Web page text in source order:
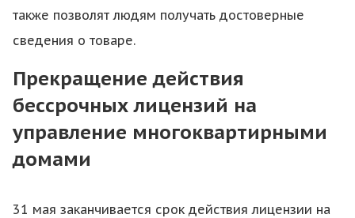
также позволят людям получать достоверные
сведения о товаре.
Прекращение действия
бессрочных лицензий на
управление многоквартирными
домами
31 мая заканчивается срок действия лицензии на